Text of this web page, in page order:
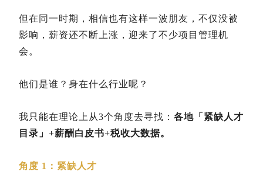
但在同一时期，相信也有这样一波朋友，不仅没被
影响，薪资还不断上涨，迎来了不少项目管理机
会。
他们是谁？身在什么行业呢？
我只能在理论上从3个角度去寻找： 各地「紧缺人才
目录」+薪酬白皮书+税收大数据。
角度 1：紧缺人才